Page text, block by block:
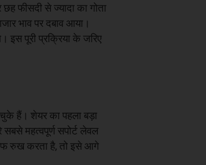
फीसदी से ज्यादा का गोता
भाव पर दबाव आया।
पूरी प्रक्रिया के जरिए
हैं। शेयर का पहला बड़ा
महत्वपूर्ण सपोर्ट लेवल
रुख करता है, तो इसे आगे